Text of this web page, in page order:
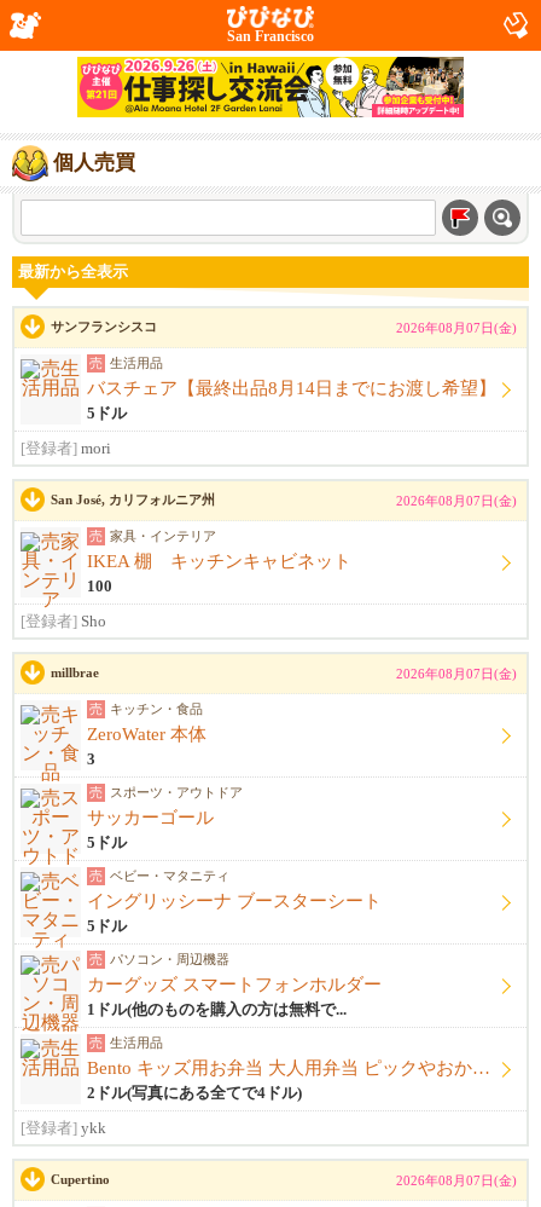
San Francisco
個人売買
最新から全表示
サンフランシスコ 2026年08月07日(金)
売 生活用品
バスチェア【最終出品8月14日までにお渡し希望】
5ドル
[登録者] mori
San José, カリフォルニア州 2026年08月07日(金)
売 家具・インテリア
IKEA 棚 キッチンキャビネット
100
[登録者] Sho
millbrae 2026年08月07日(金)
売 キッチン・食品
ZeroWater 本体
3
売 スポーツ・アウトドア
サッカーゴール
5ドル
売 ベビー・マタニティ
イングリッシーナ ブースターシート
5ドル
売 パソコン・周辺機器
カーグッズ スマートフォンホルダー
1ドル(他のものを購入の方は無料で...
売 生活用品
Bento キッズ用お弁当 大人用弁当 ピックやおかずカップ他
2ドル(写真にある全てで4ドル)
[登録者] ykk
Cupertino 2026年08月07日(金)